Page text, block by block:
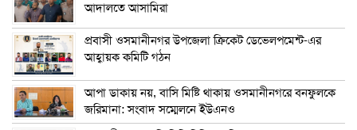
আদালতে আসামিরা
প্রবাসী ওসমানীনগর উপজেলা ক্রিকেট ডেভেলপমেন্ট-এর
আহ্বায়ক কমিটি গঠন
আপা ডাকায় নয়, বাসি মিষ্টি থাকায় ওসমানীনগরে বনফুলকে
জরিমানা: সংবাদ সম্মেলনে ইউএনও